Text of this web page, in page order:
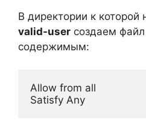
В директории к
valid-user создаем файл
содержимым:
Allow from all